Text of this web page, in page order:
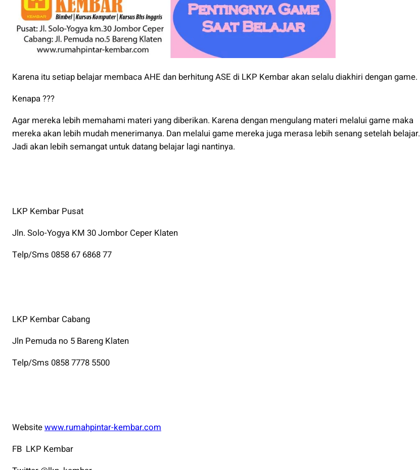
Karena itu setiap belajar membaca AHE dan berhitung ASE di LKP Kembar akan selalu diakhiri dengan game.
Kenapa ???
Agar mereka lebih memahami materi yang diberikan. Karena dengan mengulang materi melalui game maka
mereka akan lebih mudah menerimanya. Dan melalui game mereka juga merasa lebih senang setelah belajar.
Jadi akan lebih semangat untuk datang belajar lagi nantinya.
LKP Kembar Pusat
Jln. Solo-Yogya KM 30 Jombor Ceper Klaten
Telp/Sms 0858 67 6868 77
LKP Kembar Cabang
Jln Pemuda no 5 Bareng Klaten
Telp/Sms 0858 7778 5500
Websitewww.rumahpintar-kembar.com
FB LKP Kembar